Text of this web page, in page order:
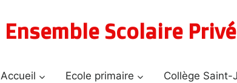
Ensemble Scolaire
Accueil Ecole primaire Collège Saint-